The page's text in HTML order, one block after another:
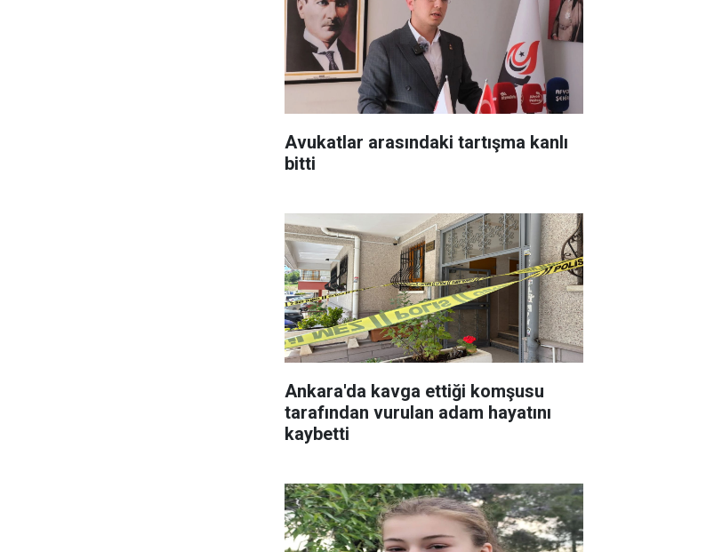
Avukatlar arasındaki tartışma kanlı
bitti
Ankara'da kavga ettiği komşusu
tarafından vurulan adam hayatını
kaybetti